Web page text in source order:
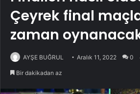
Çeyrek final
zaman
AYŞE BUĞRUL Aralık 11, 2022 0
Bir dakikadan az